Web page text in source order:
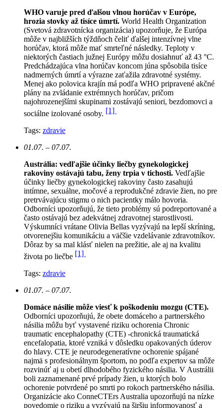
WHO varuje pred ďalšou vlnou horúčav v Európe,
hrozia stovky až tisíce úmrtí. World Health Organization
(Svetová zdravotnícka organizácia) upozorňuje, že Európa
môže v najbližších týždňoch čeliť ďalšej intenzívnej vlne
horúčav, ktorá môže mať smrteľné následky. Teploty v
niektorých častiach južnej Európy môžu dosiahnuť až 43 °C.
Predchádzajúca vlna horúčav koncom júna spôsobila tisíce
nadmerných úmrtí a výrazne zaťažila zdravotné systémy.
Menej ako polovica krajín má podľa WHO pripravené akčné
plány na zvládanie extrémnych horúčav, pričom
najohrozenejšími skupinami zostávajú seniori, bezdomovci a
sociálne izolované osoby. [1]
Tags: zdravie
01.07. – 07.07.
Austrália: vedľajšie účinky liečby gynekologickej
rakoviny ostávajú tabu, ženy trpia v tichosti. Vedľajšie
účinky liečby gynekologickej rakoviny často zasahujú
intímne, sexuálne, močové a reprodukčné zdravie žien, no pre
pretrvávajúcu stigmu o nich pacientky málo hovoria.
Odborníci upozorňujú, že tieto problémy sú podreportované a
často ostávajú bez adekvátnej zdravotnej starostlivosti.
Výskumníci vrátane Olivia Bellas vyzývajú na lepší skríning,
otvorenejšiu komunikáciu a väčšie vzdelávanie zdravotníkov.
Dôraz by sa mal klásť nielen na prežitie, ale aj na kvalitu
života po liečbe [1]
Tags: zdravie
01.07. – 07.07.
Domáce násilie môže viesť k poškodeniu mozgu (CTE).
Odborníci upozorňujú, že obete domáceho a partnerského
násilia môžu byť vystavené riziku ochorenia Chronic
traumatic encephalopathy (CTE) -chronická traumatická
encefalopatia, ktoré vzniká v dôsledku opakovaných úderov
do hlavy. CTE je neurodegeneratívne ochorenie spájané
najmä s profesionálnym športom, no podľa expertov sa môže
rozvinúť aj u obetí dlhodobého fyzického násilia. V Austrálii
boli zaznamenané prvé prípady žien, u ktorých bolo
ochorenie potvrdené po smrti po rokoch partnerského násilia.
Organizácie ako ConneCTErs Australia upozorňujú na nízke
povedomie o riziku a vyzývajú na širšiu informovanosť a